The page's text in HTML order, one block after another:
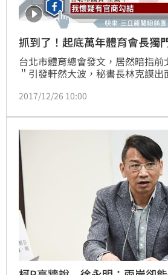
抓到了！起底萬年體育會長獨
台北市體育總會發文，居然暗指
＂引發軒然大波，秘書長林克謨
把持補助預算有20年之久！
威震，其實他沒有當萬年，他當
一直積極的想進軍，全國的體育
選不上，所以今年他還自創了一
因為過去的長期
2017/12/26 10:00